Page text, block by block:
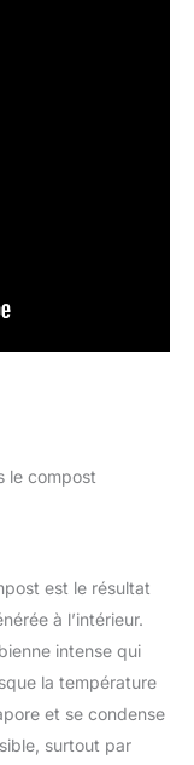
le compost
est le résultat
à l’intérieur.
intense qui
la température
et se condense
surtout par